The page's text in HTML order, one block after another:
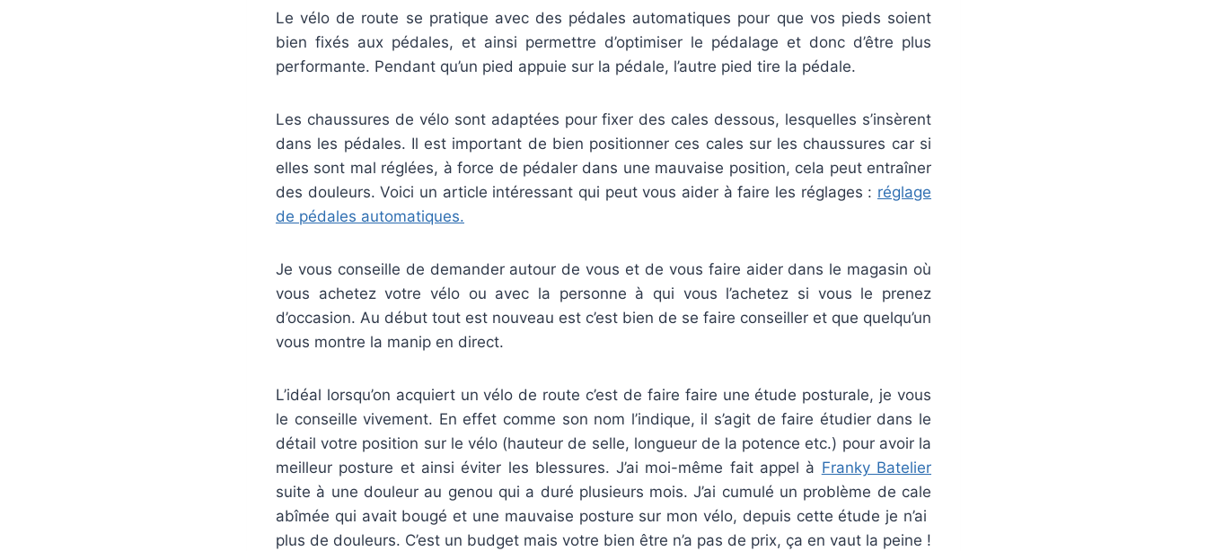
Le vélo de route se pratique avec des pédales automatiques pour que vos pieds soient
bien fixés aux pédales, et ainsi permettre d’optimiser le pédalage et donc d’être plus
performante. Pendant qu’un pied appuie sur la pédale, l’autre pied tire la pédale.
Les chaussures de vélo sont adaptées pour fixer des cales dessous, lesquelles s’insèrent
dans les pédales. Il est important de bien positionner ces cales sur les chaussures car si
elles sont mal réglées, à force de pédaler dans une mauvaise position, cela peut entraîner
des douleurs. Voici un article intéressant qui peut vous aider à faire les réglages : réglage
de pédales automatiques.
Je vous conseille de demander autour de vous et de vous faire aider dans le magasin où
vous achetez votre vélo ou avec la personne à qui vous l’achetez si vous le prenez
d’occasion. Au début tout est nouveau est c’est bien de se faire conseiller et que quelqu’un
vous montre la manip en direct.
L’idéal lorsqu’on acquiert un vélo de route c’est de faire faire une étude posturale, je vous
le conseille vivement. En effet comme son nom l’indique, il s’agit de faire étudier dans le
détail votre position sur le vélo (hauteur de selle, longueur de la potence etc.) pour avoir la
meilleur posture et ainsi éviter les blessures. J’ai moi-même fait appel à Franky Batelier
suite à une douleur au genou qui a duré plusieurs mois. J’ai cumulé un problème de cale
abîmée qui avait bougé et une mauvaise posture sur mon vélo, depuis cette étude je n’ai
plus de douleurs. C’est un budget mais votre bien être n’a pas de prix, ça en vaut la peine !